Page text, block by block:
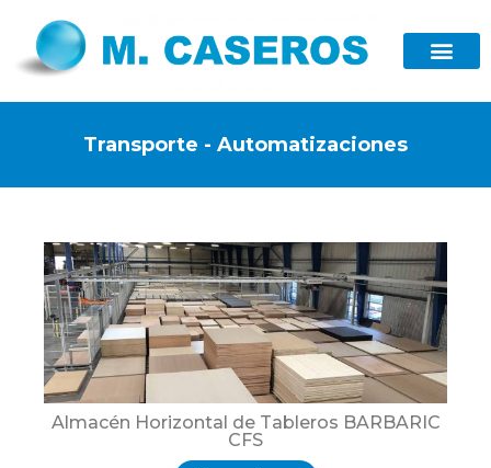
Transporte - Automatizaciones
Almacén Horizontal de Tableros BARBARIC
CFS